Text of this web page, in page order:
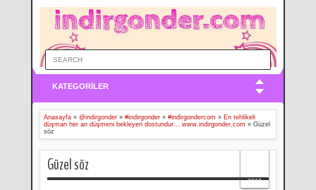
KATEGORİLER
Anasayfa » @indirgonder » #indirgonder » #indirgondercom » En tehlikeli
düşman her an düşmeni bekleyen dostundur... www.indirgonder.com » Güzel
söz
Güzel söz
2019